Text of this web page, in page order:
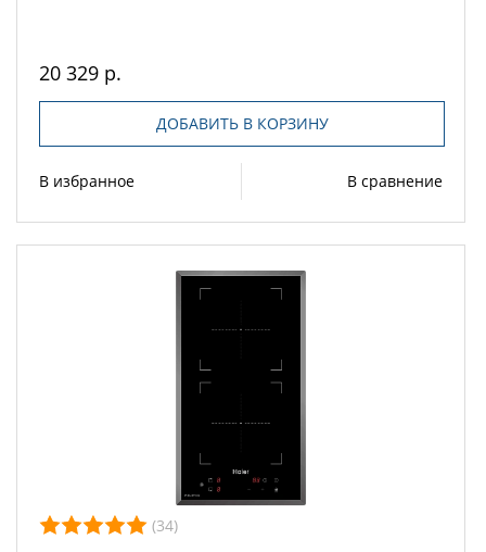
20 329 р.
ДОБАВИТЬ В КОРЗИНУ
В избранное В сравнение
(34)